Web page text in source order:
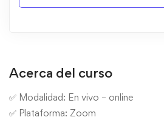
Acerca del curso
✅ Modalidad: En vivo – online
✅ Plataforma: Zoom